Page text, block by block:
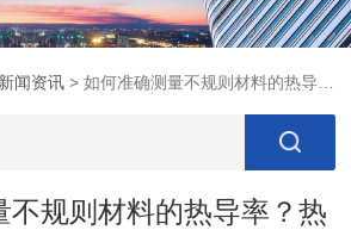
新闻资讯 > 如何准确测量不规则材料的热导率？热常数分析仪技巧
不规则材料的热导率？热